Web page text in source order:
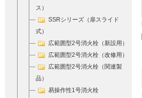
ス）
SSRシリーズ（扉スライド
式）
広範囲型2号消火栓（新設用）
広範囲型2号消火栓（改修用）
広範囲型2号消火栓（関連製
品）
易操作性1号消火栓